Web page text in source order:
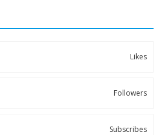
Likes
Followers
Subscribes